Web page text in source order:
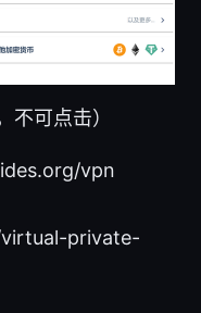
不可点击）
vpn
private-